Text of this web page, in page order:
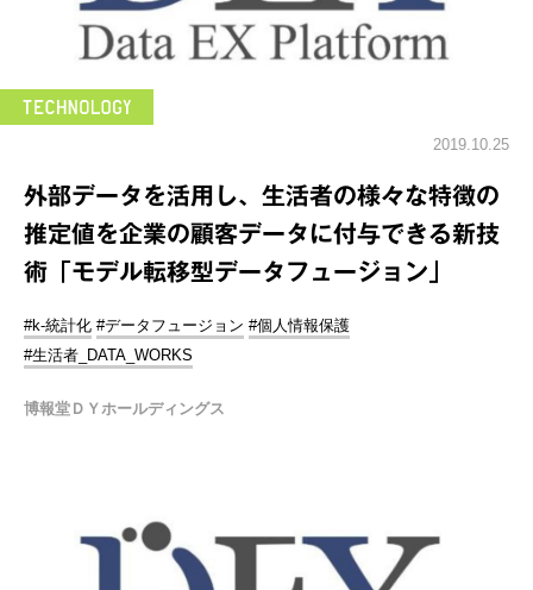
2019.10.25
外部データを活用し、生活者の様々な特徴の
推定値を企業の顧客データに付与できる新技
術「モデル転移型データフュージョン」
#k-統計化 #データフュージョン #個人情報保護
#生活者_DATA_WORKS
博報堂ＤＹホールディングス